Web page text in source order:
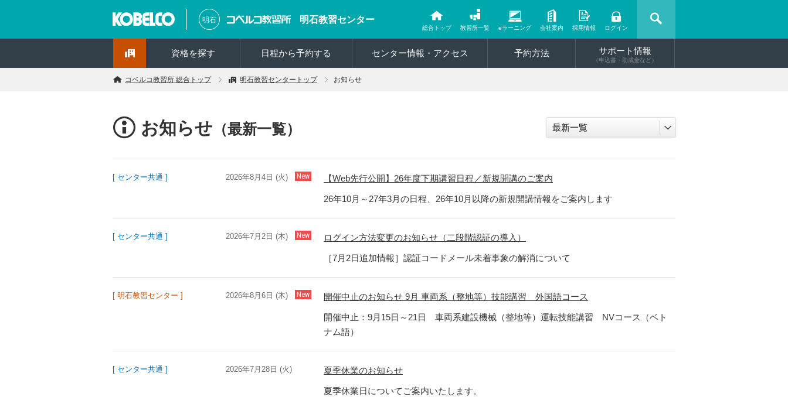
明石 明石教習センター
総合トップ 教習所一覧 eラーニング 会社案内 採用情報 ログイン
資格を探す 日程から予約する センター情報・アクセス 予約方法 サポート情報
（申込書・助成金など）
コベルコ教習所 総合トップ 明石教習センタートップ お知らせ
お知らせ （最新一覧）
[ センター共通 ] 2026年8月4日 (火) 【Web先行公開】26年度下期講習日程／新規開講のご案内
26年10月～27年3月の日程、26年10月以降の新規開講情報をご案内します
[ センター共通 ] 2026年7月2日 (木) ログイン方法変更のお知らせ（二段階認証の導入）
［7月2日追加情報］認証コードメール未着事象の解消について
[ 明石教習センター ] 2026年8月6日 (木) 開催中止のお知らせ 9月 車両系（整地等）技能講習 外国語コース
開催中止：9月15日～21日 車両系建設機械（整地等）運転技能講習 NVコース（ベト
ナム語）
[ センター共通 ] 2026年7月28日 (火) 夏季休業のお知らせ
夏季休業日についてご案内いたします。